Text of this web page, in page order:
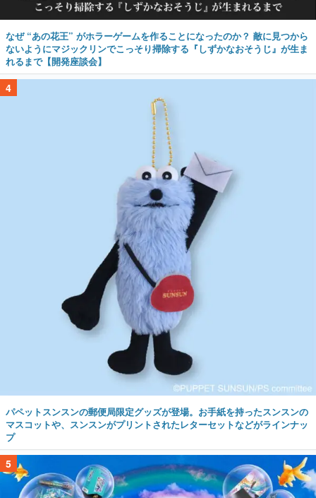
なぜ “あの花王” がホラーゲームを作ることになったのか？ 敵に見つから
ないようにマジックリンでこっそり掃除する『しずかなおそうじ』が生ま
れるまで【開発座談会】
4
パペットスンスンの郵便局限定グッズが登場。お手紙を持ったスンスンの
マスコットや、スンスンがプリントされたレターセットなどがラインナッ
プ
5